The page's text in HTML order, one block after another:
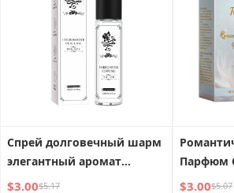
ночник
Спрей долговечный шарм
элегантный аромат
феромон женские духи
$3.00$5.17
Парфюм
$3.00$5.07